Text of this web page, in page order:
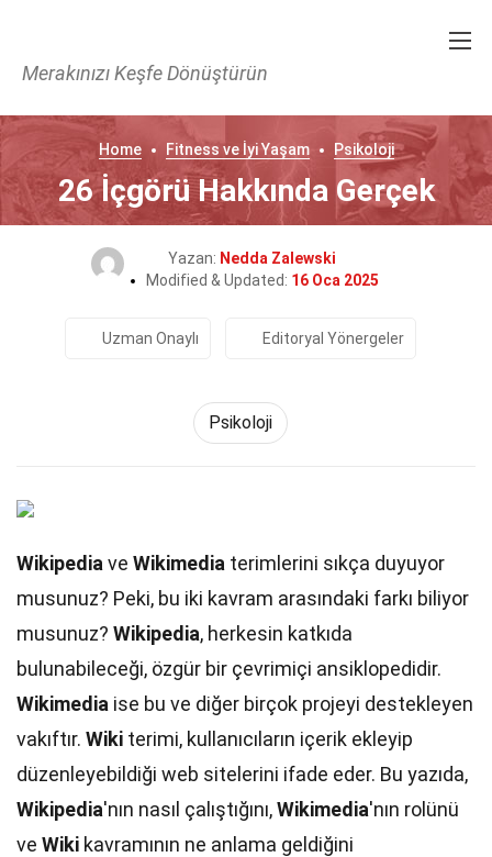
Merakınızı Keşfe Dönüştürün
Home Fitness ve İyi Yaşam Psikoloji
26 İçgörü Hakkında Gerçek
Yazan: Nedda Zalewski
Modified & Updated: 16 Oca 2025
Uzman Onaylı Editoryal Yönergeler
Psikoloji
Wikipedia ve Wikimedia terimlerini sıkça duyuyor
musunuz? Peki, bu iki kavram arasındaki farkı biliyor
musunuz? Wikipedia, herkesin katkıda
bulunabileceği, özgür bir çevrimiçi ansiklopedidir.
Wikimedia ise bu ve diğer birçok projeyi destekleyen
vakıftır. Wiki terimi, kullanıcıların içerik ekleyip
düzenleyebildiği web sitelerini ifade eder. Bu yazıda,
Wikipedia'nın nasıl çalıştığını,Wikimedia'nın rolünü
ve Wiki kavramının ne anlama geldiğini